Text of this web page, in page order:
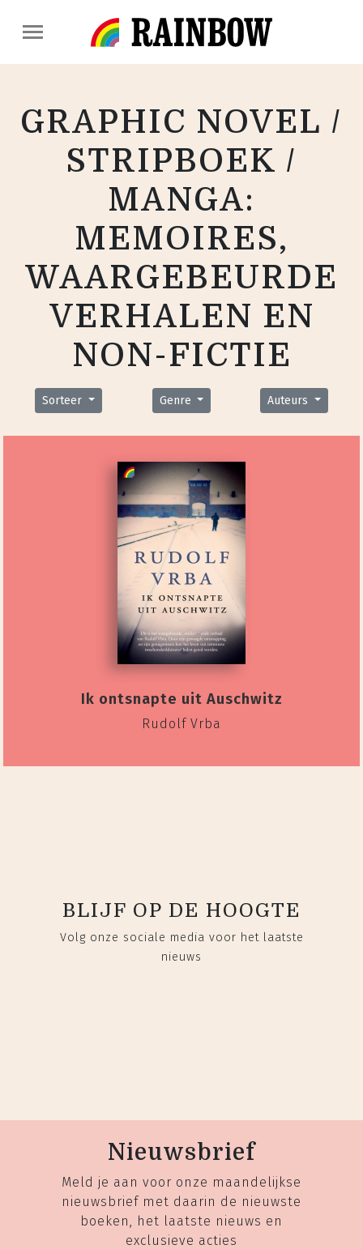
GRAPHIC NOVEL /
STRIPBOEK /
MANGA:
MEMOIRES,
WAARGEBEURDE
VERHALEN EN
NON-FICTIE
Sorteer Genre Auteurs
Ik ontsnapte uit Auschwitz
Rudolf Vrba
BLIJF OP DE HOOGTE
Volg onze sociale media voor het laatste
nieuws
Nieuwsbrief
Meld je aan voor onze maandelijkse
nieuwsbrief met daarin de nieuwste
boeken, het laatste nieuws en
exclusieve acties